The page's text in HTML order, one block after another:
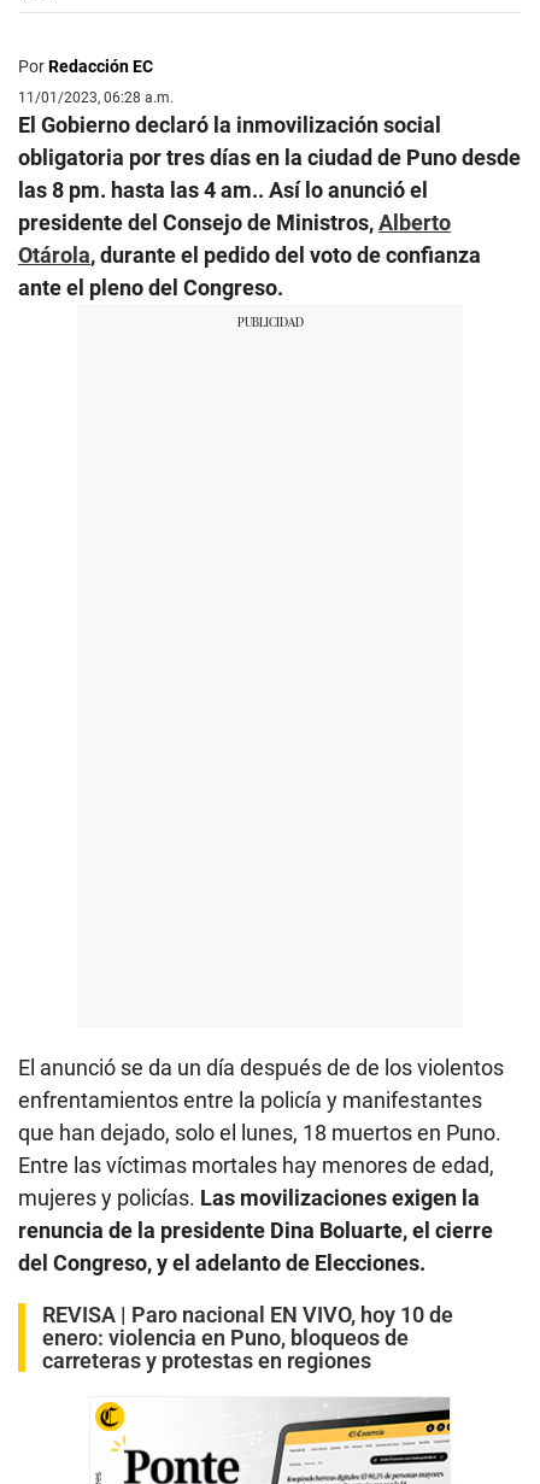
PorRedacción EC
11/01/2023, 06:28 a.m.
El Gobierno declaró la inmovilización social
obligatoria por tres días en la ciudad de Puno desde
las 8 pm. hasta las 4 am.. Así lo anunció el
presidente del Consejo de Ministros,Alberto
Otárola, durante el pedido del voto de confianza
ante el pleno del Congreso.
El anunció se da un día después de de los violentos
enfrentamientos entre la policía y manifestantes
que han dejado, solo el lunes, 18 muertos en Puno.
Entre las víctimas mortales hay menores de edad,
mujeres y policías. Las movilizaciones exigen la
renuncia de la presidente Dina Boluarte, el cierre
del Congreso, y el adelanto de Elecciones.
REVISA | Paro nacional EN VIVO, hoy 10 de
enero: violencia en Puno, bloqueos de
carreteras y protestas en regiones